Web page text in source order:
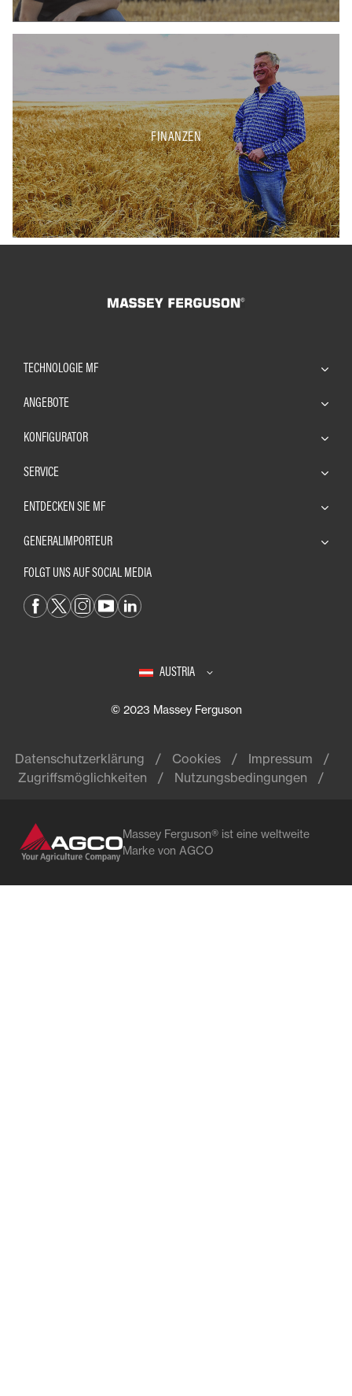
FINANZEN
TECHNOLOGIE MF
ANGEBOTE
KONFIGURATOR
SERVICE
ENTDECKEN SIE MF
GENERALIMPORTEUR
FOLGT UNS AUF SOCIAL MEDIA
AUSTRIA
© 2023 Massey Ferguson
Datenschutzerklärung Cookies
Impressum
Zugriffsmöglichkeiten
Nutzungsbedingungen
Massey Ferguson® ist eine weltweite
Marke von AGCO